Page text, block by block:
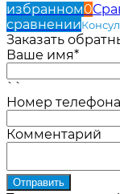
избранном0
сравнении
Заказать
Ваше имя*
``
Номер
Комментарий